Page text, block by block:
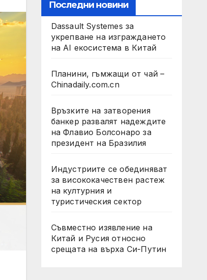
Последни новини
Dassault Systemes за
укрепване на изграждането
на AI екосистема в Китай
Планини, гъмжащи от чай –
Chinadaily.com.cn
Връзките на затворения
банкер развалят надеждите
на Флавио Болсонаро за
президент на Бразилия
Индустриите се обединяват
за висококачествен растеж
на културния и
туристическия сектор
Съвместно изявление на
Китай и Русия относно
срещата на върха Си-Путин